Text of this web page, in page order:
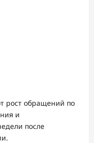
рост обращений по
и
после